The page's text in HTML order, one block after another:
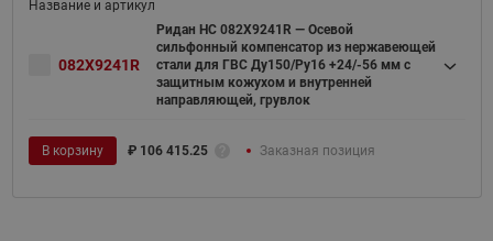
082X9241R
Ридан НС 082X9241R — Осевой
сильфонный компенсатор из нержавеющей
стали для ГВС Ду150/Ру16 +24/-56 мм с
защитным кожухом и внутренней
направляющей, грувлок
В корзину ₽ 106 415.25 Заказная позиция